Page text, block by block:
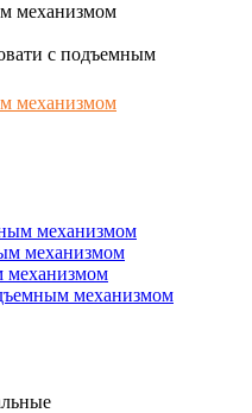
механизмом
с подъемным
механизмом
механизмом
механизмом
механизмом
механизмом